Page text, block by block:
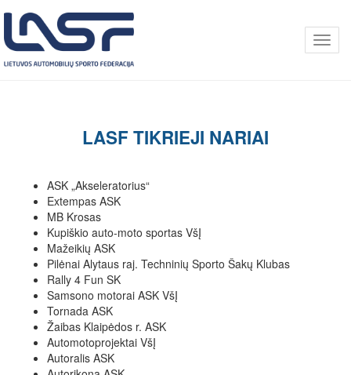
LASF TIKRIEJI NARIAI
ASK „Akseleratorius“
Extempas ASK
MB Krosas
Kupiškio auto-moto sportas VšĮ
Mažeikių ASK
Pilėnai Alytaus raj. Techninių Sporto Šakų Klubas
Rally 4 Fun SK
Samsono motorai ASK VšĮ
Tornada ASK
Žaibas Klaipėdos r. ASK
Automotoprojektai VšĮ
Autoralis ASK